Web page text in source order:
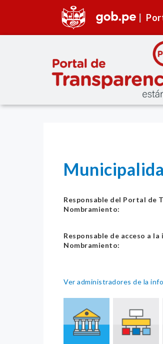
Responsable del Portal de
Nombramiento:
Responsable de acceso a
Nombramiento:
Ver administradores de la